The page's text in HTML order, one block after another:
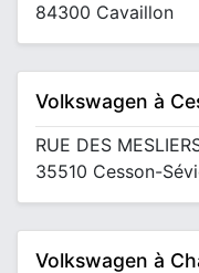
84300 Cavaillon
Volkswagen à
RUE DES
35510 Cesson-
Volkswagen à